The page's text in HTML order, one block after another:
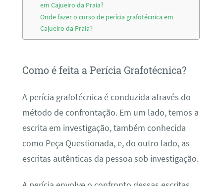
em Cajueiro da Praia?
Onde fazer o curso de perícia grafotécnica em
Cajueiro da Praia?
Como é feita a Perícia Grafotécnica?
A perícia grafotécnica é conduzida através do
método de confrontação. Em um lado, temos a
escrita em investigação, também conhecida
como Peça Questionada, e, do outro lado, as
escritas autênticas da pessoa sob investigação.